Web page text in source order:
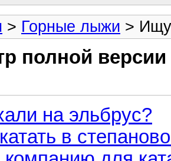
> Горные лыжи > Ищу
полной
на эльбрус?
в